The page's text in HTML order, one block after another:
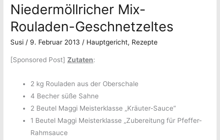
Niedermöllricher Mix-
Rouladen-Geschnetzeltes
Susi / 9. Februar 2013 / Hauptgericht, Rezepte
[Sponsored Post]Zutaten:
2 kg Rouladen aus der Oberschale
4 Becher süße Sahne
2 Beutel Maggi Meisterklasse „Kräuter-Sauce“
1 Beutel Maggi Meisterklasse „Zubereitung für Pfeffer-
Rahmsauce